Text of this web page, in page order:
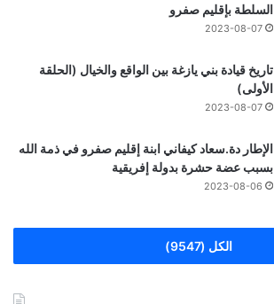
السلطة بإقليم صفرو
2023-08-07
تاريخ قيادة بني يازغة بين الواقع والخيال (الحلقة
الأولى)
2023-08-07
الإطار دة.سعاد كيفاني ابنة إقليم صفرو في ذمة الله
بسبب عضة حشرة بدولة إفريقية
2023-08-06
الكل (9547)